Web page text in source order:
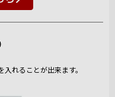
れることが出来ます。